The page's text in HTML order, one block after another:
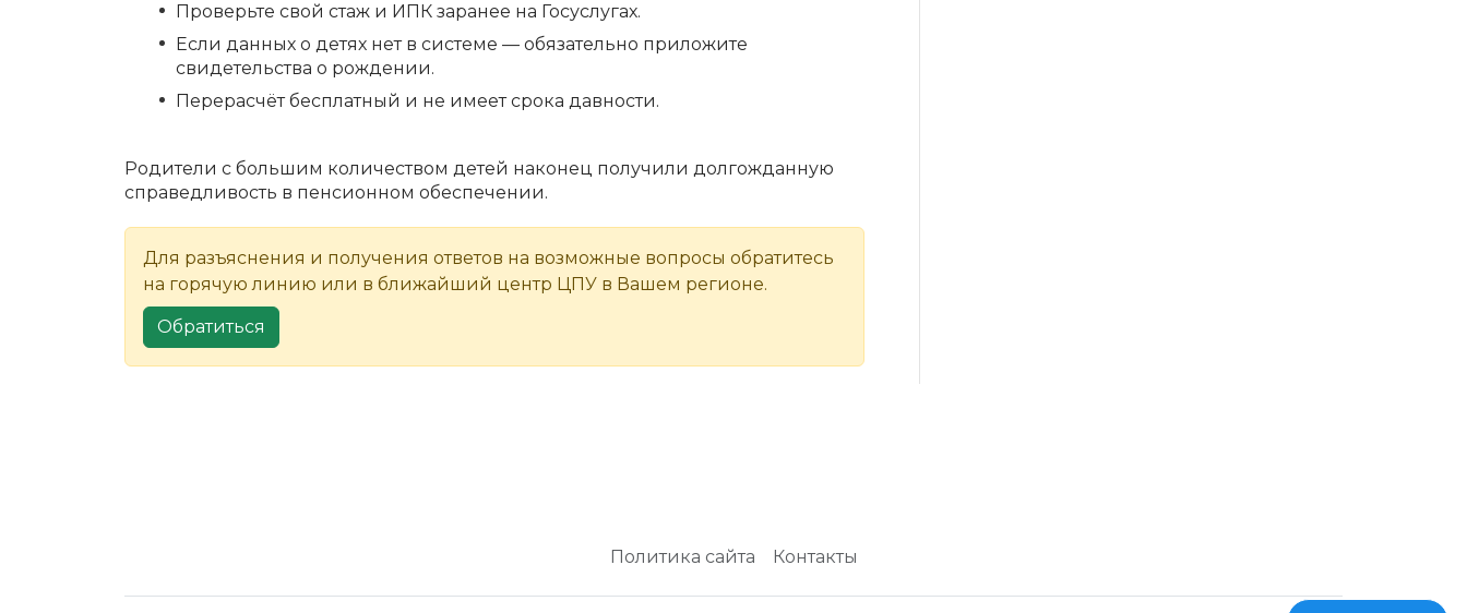
Проверьте свой стаж и ИПК заранее на Госуслугах.
Если данных о детях нет в системе — обязательно приложите
свидетельства о рождении.
Перерасчёт бесплатный и не имеет срока давности.
Родители с большим количеством детей наконец получили долгожданную
справедливость в пенсионном обеспечении.
Для разъяснения и получения ответов на возможные вопросы обратитесь
на горячую линию или в ближайший центр ЦПУ в Вашем регионе.
Обратиться
Политика сайта Контакты